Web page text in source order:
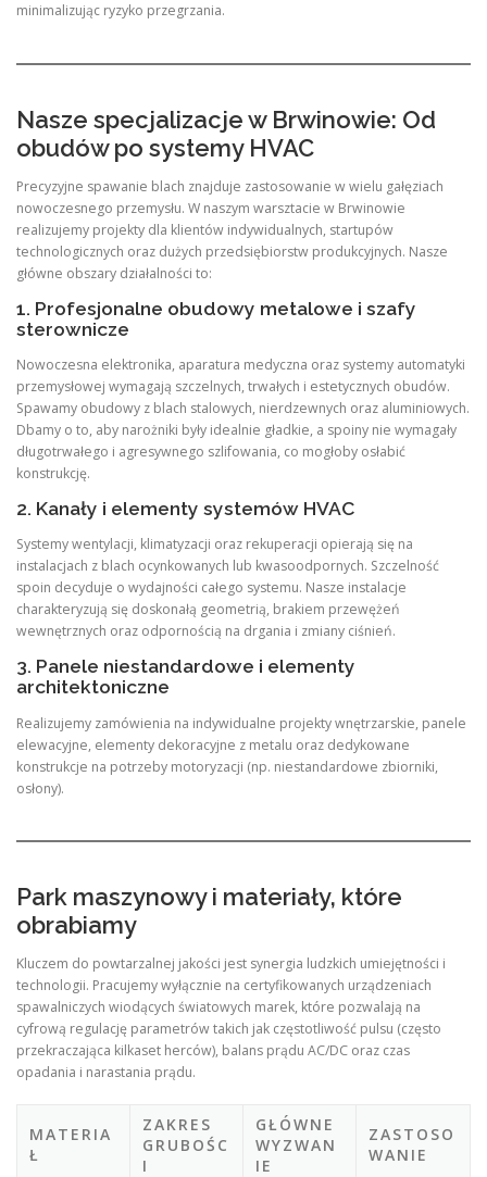
minimalizując ryzyko przegrzania.
Nasze specjalizacje w Brwinowie: Od
obudów po systemy HVAC
Precyzyjne spawanie blach znajduje zastosowanie w wielu gałęziach
nowoczesnego przemysłu. W naszym warsztacie w Brwinowie
realizujemy projekty dla klientów indywidualnych, startupów
technologicznych oraz dużych przedsiębiorstw produkcyjnych. Nasze
główne obszary działalności to:
1. Profesjonalne obudowy metalowe i szafy
sterownicze
Nowoczesna elektronika, aparatura medyczna oraz systemy automatyki
przemysłowej wymagają szczelnych, trwałych i estetycznych obudów.
Spawamy obudowy z blach stalowych, nierdzewnych oraz aluminiowych.
Dbamy o to, aby narożniki były idealnie gładkie, a spoiny nie wymagały
długotrwałego i agresywnego szlifowania, co mogłoby osłabić
konstrukcję.
2. Kanały i elementy systemów HVAC
Systemy wentylacji, klimatyzacji oraz rekuperacji opierają się na
instalacjach z blach ocynkowanych lub kwasoodpornych. Szczelność
spoin decyduje o wydajności całego systemu. Nasze instalacje
charakteryzują się doskonałą geometrią, brakiem przewężeń
wewnętrznych oraz odpornością na drgania i zmiany ciśnień.
3. Panele niestandardowe i elementy
architektoniczne
Realizujemy zamówienia na indywidualne projekty wnętrzarskie, panele
elewacyjne, elementy dekoracyjne z metalu oraz dedykowane
konstrukcje na potrzeby motoryzacji (np. niestandardowe zbiorniki,
osłony).
Park maszynowy i materiały, które
obrabiamy
Kluczem do powtarzalnej jakości jest synergia ludzkich umiejętności i
technologii. Pracujemy wyłącznie na certyfikowanych urządzeniach
spawalniczych wiodących światowych marek, które pozwalają na
cyfrową regulację parametrów takich jak częstotliwość pulsu (często
przekraczająca kilkaset herców), balans prądu AC/DC oraz czas
opadania i narastania prądu.
MATERIA
Ł
ZAKRES
GRUBOŚC
I
GŁÓWNE
WYZWAN
IE
ZASTOSO
WANIE